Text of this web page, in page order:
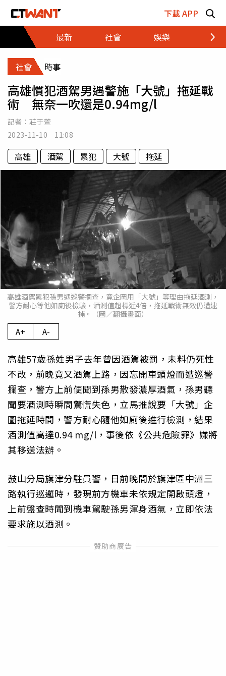
下載 APP
最新
社會 娛樂 財經
社會 時事
高雄慣犯酒駕男遇警施「大號」拖延戰
術 無奈一吹還是0.94mg/l
記者： 莊于萱
2023-11-10 11:08
高雄 酒駕 累犯 大號 拖延
高雄酒駕累犯孫男遇巡警攔查，竟企圖用「大號」等理由拖延酒測，
警方耐心等他如廁後檢驗，酒測值超標近4倍，拖延戰術無效仍遭逮
捕。（圖／翻攝畫面）
A+ A-
高雄57歲孫姓男子去年曾因酒駕被罰，未料仍死性
不改，前晚竟又酒駕上路，因忘開車頭燈而遭巡警
攔查，警方上前便聞到孫男散發濃厚酒氣，孫男聽
聞要酒測時瞬間驚慌失色，立馬推說要「大號」企
圖拖延時間，警方耐心隨他如廁後進行檢測，結果
酒測值高達0.94 mg/l，事後依《公共危險罪》嫌將
其移送法辦。
鼓山分局旗津分駐員警，日前晚間於旗津區中洲三
路執行巡邏時，發現前方機車未依規定開啟頭燈，
上前盤查時聞到機車駕駛孫男渾身酒氣，立即依法
要求施以酒測。